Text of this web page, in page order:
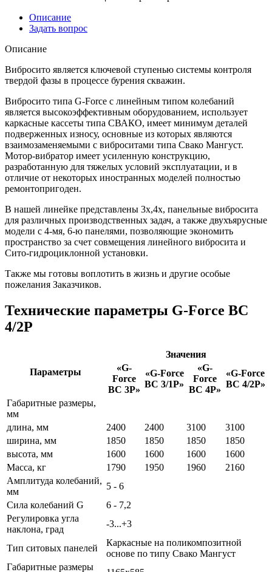
Описание
Задать вопрос
Описание
Вибросито является ключевой ступенью системы контроля
твердой фазы в процессе бурения скважин.
Вибросито типа G-Force с линейным типом колебаний
является высокоэффективным оборудованием, использует
каркасные кассеты типа СВАКО, имеет минимум деталей
подверженных износу, основные из которых являются
взаимозаменяемыми с виброситами типа Свако Мангуст.
Мотор-вибратор имеет усиленную конструкцию,
разработанную для тяжелых условий эксплуатации, и в
отличие от некоторых иностранных моделей полностью
ремонтопригоден.
В нашей линейке представлены 3х,4х, панельные вибросита
для различных производственных задач, а также двухъярусные
модели с 4-мя, 6-ю панелями, позволяющие экономить
пространство за счет совмещения линейного вибросита и
Сито-гидроциклонной установки.
Также мы готовы воплотить в жизнь и другие особые
пожелания Заказчиков.
Технические параметры G-Force ВС
4/2P
Параметры
Значения
«G-
Force
ВС 3P»
«G-Force
ВС 3/1P»
«G-
Force
ВС 4P»
«G-Force
ВС 4/2P»
Габаритные размеры,
мм
длина, мм
2400 2400 3100
3100
ширина, мм
1850 1850 1850
1850
высота, мм
1600 1600 1600
1600
Масса, кг
1790 1950 1960
2160
Амплитуда колебаний,
мм
5 - 6
Сила колебаний G
6 - 7,2
Регулировка угла
наклона, град
-3...+3
Тип ситовых панелей
Каркасные на поликомпозитной
основе по типу Свако Мангуст
Габаритные размеры